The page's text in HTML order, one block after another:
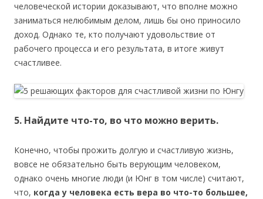
человеческой истории доказывают, что вполне можно
заниматься нелюбимым делом, лишь бы оно приносило
доход. Однако те, кто получают удовольствие от
рабочего процесса и его результата, в итоге живут
счастливее.
5. Найдите что-то, во что можно верить.
Конечно, чтобы прожить долгую и счастливую жизнь,
вовсе не обязательно быть верующим человеком,
однако очень многие люди (и Юнг в том числе) считают,
что, когда у человека есть вера во что-то большее,